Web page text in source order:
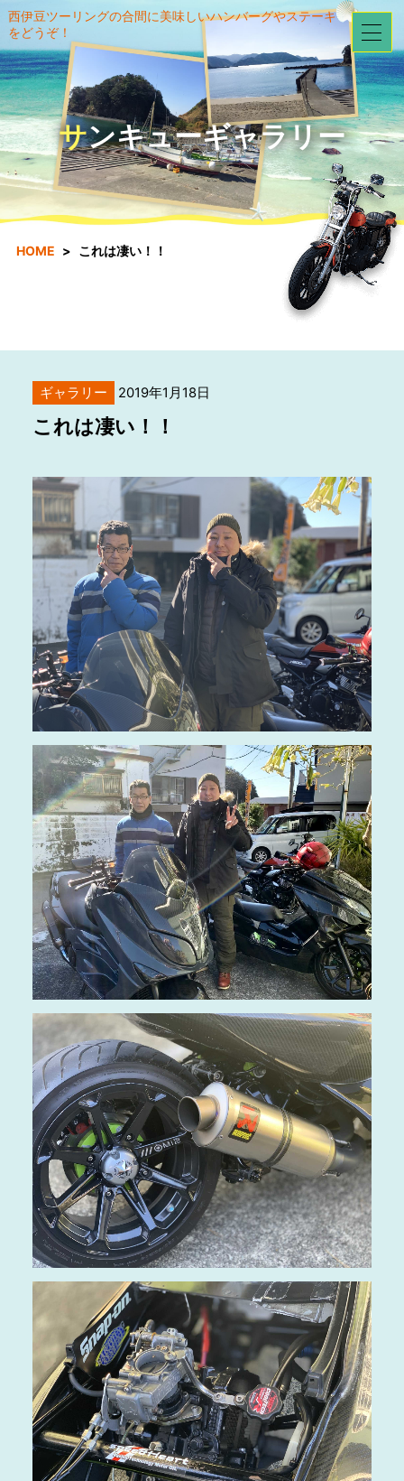
西伊豆ツーリングの合間に美味しいハンバーグやステーキ
をどうぞ！
サンキューギャラリー
HOME これは凄い！！
ギャラリー 2019年1月18日
これは凄い！！